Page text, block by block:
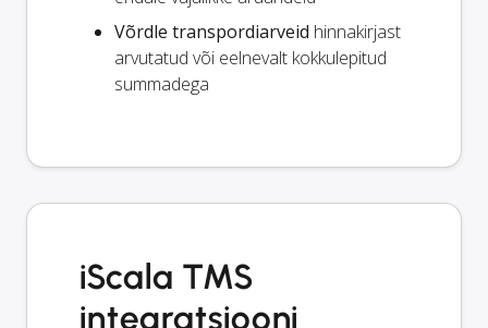
Võrdle transpordiarveid hinnakirjast
arvutatud või eelnevalt kokkulepitud
summadega
iScala TMS
integratsiooni